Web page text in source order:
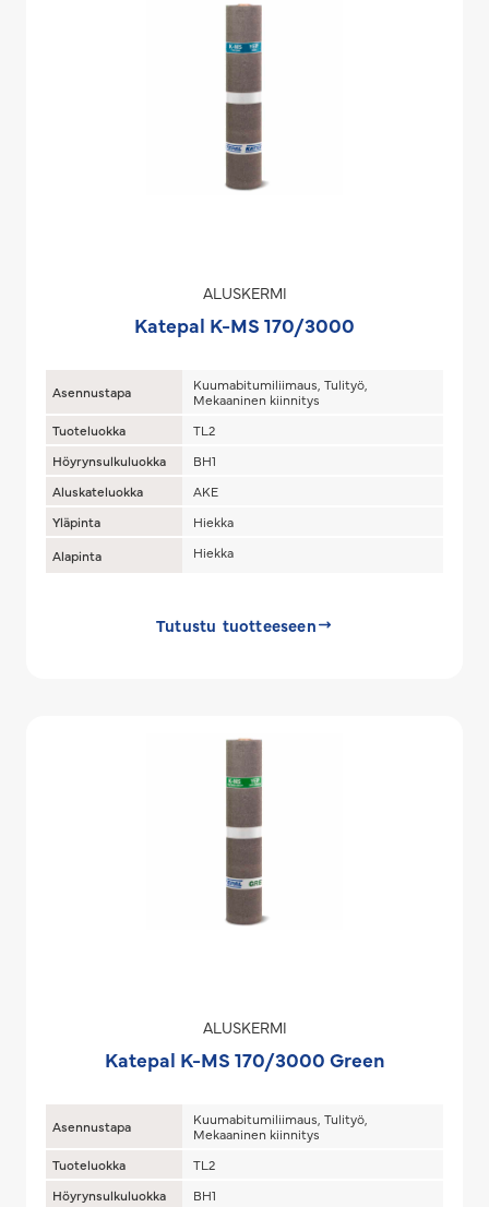
ALUSKERMI
Katepal K-MS 170/3000
Asennustapa
Kuumabitumiliimaus, Tulityö,
Mekaaninen kiinnitys
Tuoteluokka
TL2
Höyrynsulkuluokka
BH1
Aluskateluokka
AKE
Yläpinta
Hiekka
Alapinta
Hiekka
Tutustu tuotteeseen
ALUSKERMI
Katepal K-MS 170/3000 Green
Asennustapa
Kuumabitumiliimaus, Tulityö,
Mekaaninen kiinnitys
Tuoteluokka
TL2
Höyrynsulkuluokka
BH1